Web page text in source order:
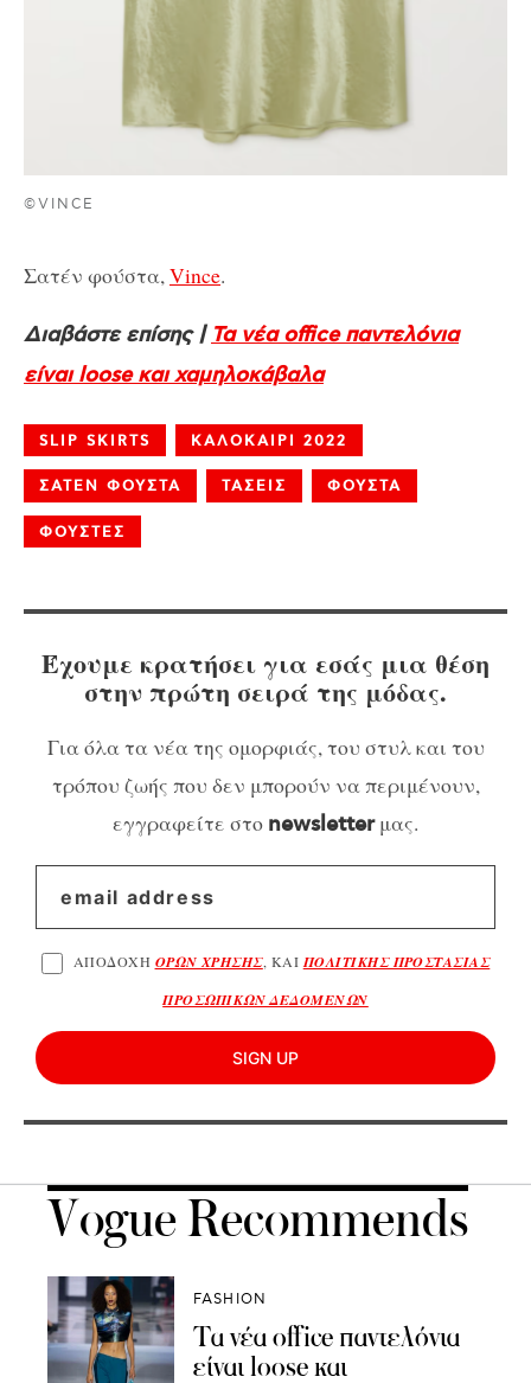
©VINCE
Σατέν φούστα, Vince.
Διαβάστε επίσης | Τα νέα office παντελόνια
είναι loose και χαμηλοκάβαλα
SLIP SKIRTS ΚΑΛΟΚΑΙΡΙ 2022
ΣΑΤΕΝ ΦΟΥΣΤΑ ΤΑΣΕΙΣ ΦΟΥΣΤΑ
ΦΟΥΣΤΕΣ
Έχουμε κρατήσει για εσάς μια θέση
στην πρώτη σειρά της μόδας.
Για όλα τα νέα της ομορφιάς, του στυλ και του
τρόπου ζωής που δεν μπορούν να περιμένουν,
εγγραφείτε στο newsletterμας.
ΑΠΟΔΟΧΗ ΟΡΩΝ ΧΡΗΣΗΣ, ΚΑΙ ΠΟΛΙΤΙΚΗΣ ΠΡΟΣΤΑΣΙΑΣ
ΠΡΟΣΩΠΙΚΩΝ ΔΕΔΟΜΕΝΩΝ
SIGN UP
Vogue Recommends
FASHION
Τα νέα office παντελόνια
είναι loose και